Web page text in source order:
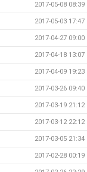
2017-05-08 08:39
2017-05-03 17:47
2017-04-27 09:00
2017-04-18 13:07
2017-04-09 19:23
2017-03-26 09:40
2017-03-19 21:12
2017-03-12 22:12
2017-03-05 21:34
2017-02-28 00:19